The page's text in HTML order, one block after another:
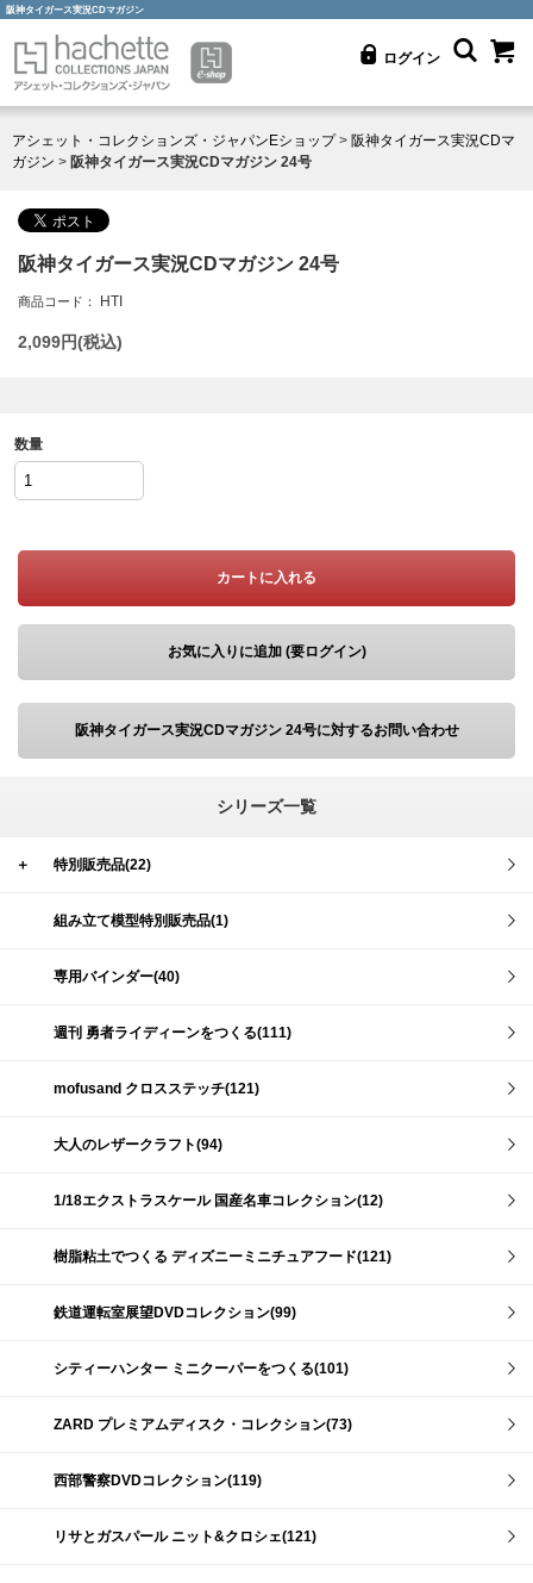
阪神タイガース実況CDマガジン
ログイン
アシェット・コレクションズ・ジャパンEショップ> 阪神タイガース実況CDマ
ガジン > 阪神タイガース実況CDマガジン 24号
阪神タイガース実況CDマガジン 24号
商品コード： HTI
2,099円(税込)
数量
カートに入れる
お気に入りに追加 (要ログイン)
阪神タイガース実況CDマガジン 24号に対するお問い合わせ
シリーズ一覧
＋ 特別販売品(22)
組み立て模型特別販売品(1)
専用バインダー(40)
週刊 勇者ライディーンをつくる(111)
mofusand クロスステッチ(121)
大人のレザークラフト(94)
1/18エクストラスケール 国産名車コレクション(12)
樹脂粘土でつくる ディズニーミニチュアフード(121)
鉄道運転室展望DVDコレクション(99)
シティーハンター ミニクーパーをつくる(101)
ZARD プレミアムディスク・コレクション(73)
西部警察DVDコレクション(119)
リサとガスパール ニット&クロシェ(121)